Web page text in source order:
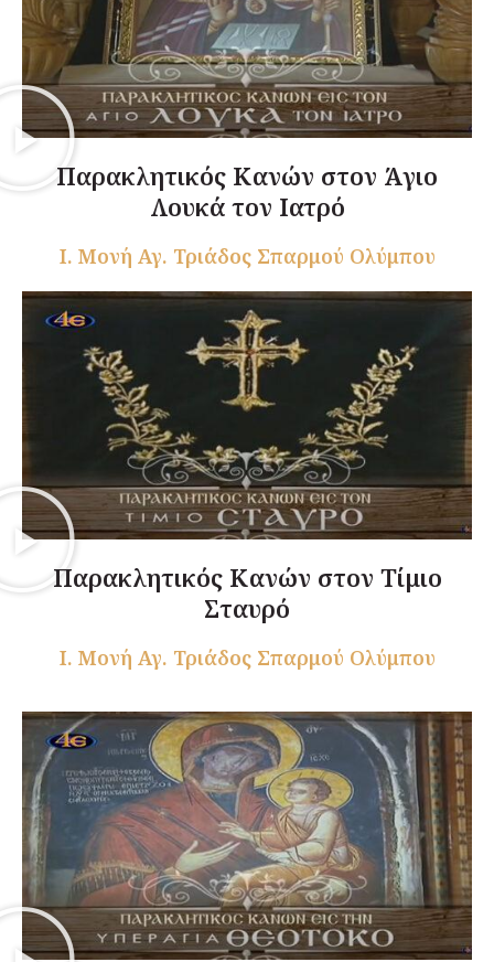
Παρακλητικός Κανών στον Άγιο
Λουκά τον Ιατρό
Ι. Μονή Αγ. Τριάδος Σπαρμού Ολύμπου
Παρακλητικός Κανών στον Τίμιο
Σταυρό
Ι. Μονή Αγ. Τριάδος Σπαρμού Ολύμπου